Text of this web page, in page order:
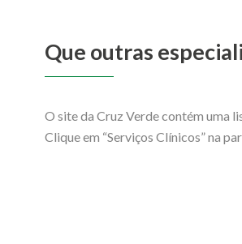
Que outras
O site da Cruz Verde contém uma
Clique em “Serviços Clínicos” na